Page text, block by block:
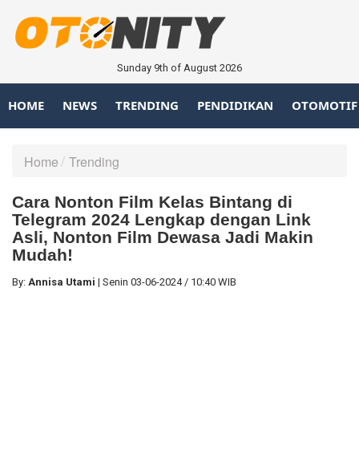
Sunday 9th of August 2026
HOME NEWS TRENDING PENDIDIKAN OTOMOTIF
Home Trending
Cara Nonton Film Kelas Bintang di
Telegram 2024 Lengkap dengan Link
Asli, Nonton Film Dewasa Jadi Makin
Mudah!
By: Annisa Utami | Senin 03-06-2024 / 10:40 WIB